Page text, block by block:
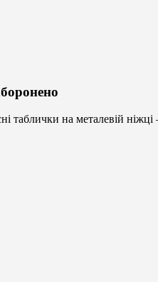
таблички на металевій